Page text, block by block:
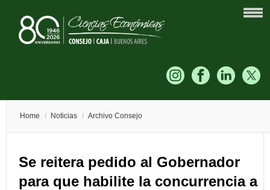
Home / Noticias / Archivo Consejo
Se reitera pedido al Gobernador
para que habilite la concurrencia a